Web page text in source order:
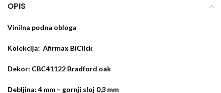
OPIS
Vinilna podna obloga
Kolekcija: Afirmax BiClick
Dekor: CBC41122 Bradford oak
Debljina: 4 mm – gornji sloj 0,3 mm